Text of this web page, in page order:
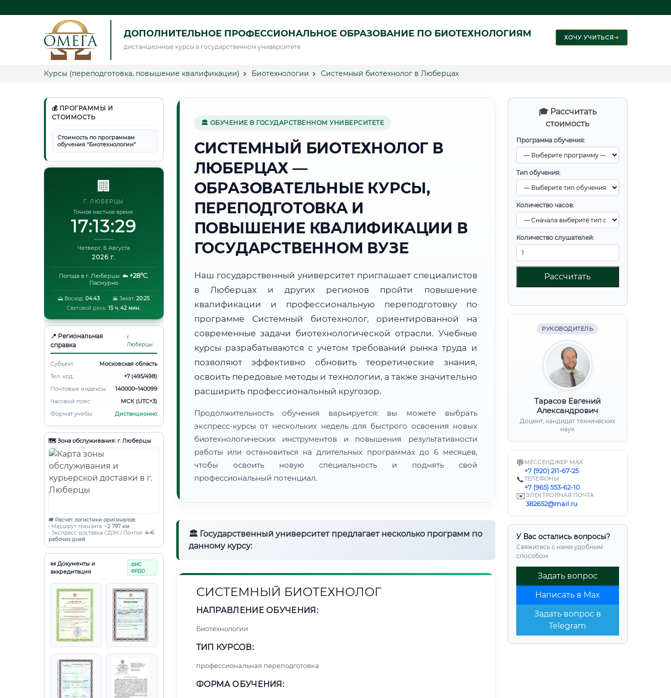
ДОПОЛНИТЕЛЬНОЕ ПРОФЕССИОНАЛЬНОЕ ОБРАЗОВАНИЕ ПО БИОТЕХНОЛОГИЯМ
дистанционные курсы в государственном университете
ХОЧУ УЧИТЬСЯ➜
Курсы (переподготовка, повышение квалификации) Биотехнологии Системный биотехнолог в Люберцах
💰 ПРОГРАММЫ И
СТОИМОСТЬ
Стоимость по программам
обучения "Биотехнологии"
🏢
Г. ЛЮБЕРЦЫ
Точное местное время:
17:13:30
Четверг, 6 Августа
2026 г.
Погода в г. Люберцы: ☁️ +28°C,
Пасмурно
🌅 Восход: 04:43 🌇 Закат: 20:25
Световой день: 15 ч. 42 мин.
📍 Региональная
справка
г.
Люберцы
Субъект:
Московская область
Тел. код:
+7 (495/498)
Почтовые индексы:
140000–140099
Часовой пояс:
МСК (UTC+3)
Формат учебы:
Дистанционно
🗺️ Зона обслуживания: г. Люберцы
🚚 Расчет логистики оригиналов:
• Маршрут транзита: ~2 797 км
• Экспресс-доставка СДЭК / Почтой: 4–6
рабочих дней
📜 Документы и
аккредитация
ФИС
ФРДО
🎓 Рассчитать
стоимость
Программа обучения:
Тип обучения:
Количество часов:
Количество слушателей:
Рассчитать
РУКОВОДИТЕЛЬ
Тарасов Евгений
Александрович
Доцент, кандидат технических
наук
💬 МЕССЕНДЖЕР MAX
+7 (920) 211-67-25
📞ТЕЛЕФОНЫ
+7 (965) 553-62-10
✉️ЭЛЕКТРОННАЯ ПОЧТА
382652@mail.ru
У Вас остались вопросы?
Свяжитесь с нами удобным
способом:
Задать вопрос
Написать в Max
Задать вопрос в
Telegram
🏛 ОБУЧЕНИЕ В ГОСУДАРСТВЕННОМ УНИВЕРСИТЕТЕ
СИСТЕМНЫЙ БИОТЕХНОЛОГ В
ЛЮБЕРЦАХ —
ОБРАЗОВАТЕЛЬНЫЕ КУРСЫ,
ПЕРЕПОДГОТОВКА И
ПОВЫШЕНИЕ КВАЛИФИКАЦИИ В
ГОСУДАРСТВЕННОМ ВУЗЕ
Наш государственный университет приглашает специалистов
в Люберцах и других регионов пройти повышение
квалификации и профессиональную переподготовку по
программе Системный биотехнолог, ориентированной на
современные задачи биотехнологической отрасли. Учебные
курсы разрабатываются с учётом требований рынка труда и
позволяют эффективно обновить теоретические знания,
освоить передовые методы и технологии, а также значительно
расширить профессиональный кругозор.
Продолжительность обучения варьируется: вы можете выбрать
экспресс-курсы от нескольких недель для быстрого освоения новых
биотехнологических инструментов и повышения результативности
работы или остановиться на длительных программах до 6 месяцев,
чтобы освоить новую специальность и поднять свой
профессиональный потенциал.
🏛 Государственный университет предлагает несколько программ по
данному курсу:
СИСТЕМНЫЙ БИОТЕХНОЛОГ
НАПРАВЛЕНИЕ ОБУЧЕНИЯ:
Биотехнологии
ТИП КУРСОВ:
профессиональная переподготовка
ФОРМА ОБУЧЕНИЯ: